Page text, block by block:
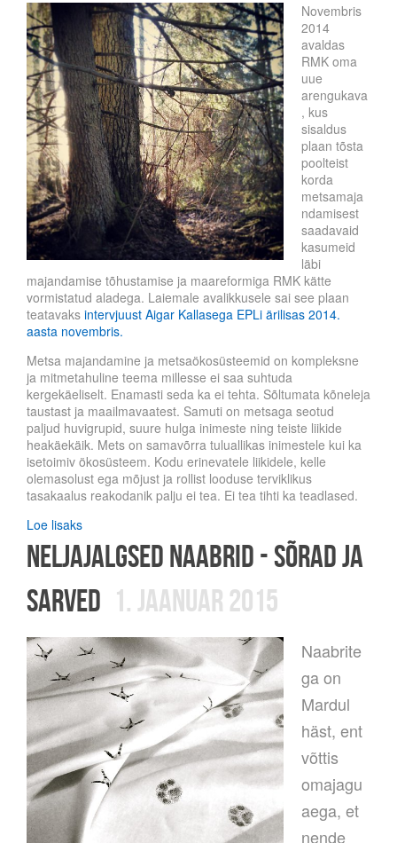
Novembris
2014
avaldas
RMK oma
uue
arengukava
, kus
sisaldus
plaan tõsta
poolteist
korda
metsamaja
ndamisest
saadavaid
kasumeid
läbi
majandamise tõhustamise ja maareformiga RMK kätte
vormistatud aladega. Laiemale avalikkusele sai see plaan
teatavaks intervjuust Aigar Kallasega EPLi ärilisas 2014.
aasta novembris.
Metsa majandamine ja metsaökosüsteemid on kompleksne
ja mitmetahuline teema millesse ei saa suhtuda
kergekäeliselt. Enamasti seda ka ei tehta. Sõltumata kõneleja
taustast ja maailmavaatest. Samuti on metsaga seotud
paljud huvigrupid, suure hulga inimeste ning teiste liikide
heakäekäik. Mets on samavõrra tuluallikas inimestele kui ka
isetoimiv ökosüsteem. Kodu erinevatele liikidele, kelle
olemasolust ega mõjust ja rollist looduse terviklikus
tasakaalus reakodanik palju ei tea. Ei tea tihti ka teadlased.
Loe lisaks
neljajalgsed naabrid - sõrad ja
sarved 1. jaanuar 2015
Naabrite
ga on
Mardul
häst, ent
võttis
omajagu
aega, et
nende